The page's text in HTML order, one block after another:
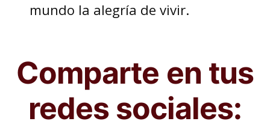
mundo la alegría de vivir.
Comparte en tus
redes sociales: